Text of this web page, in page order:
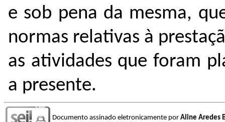
e sob pena da mesma,
normas relativas à
as atividades que foram
a presente.
Documento assinado eletronicamente por Aline Aredes